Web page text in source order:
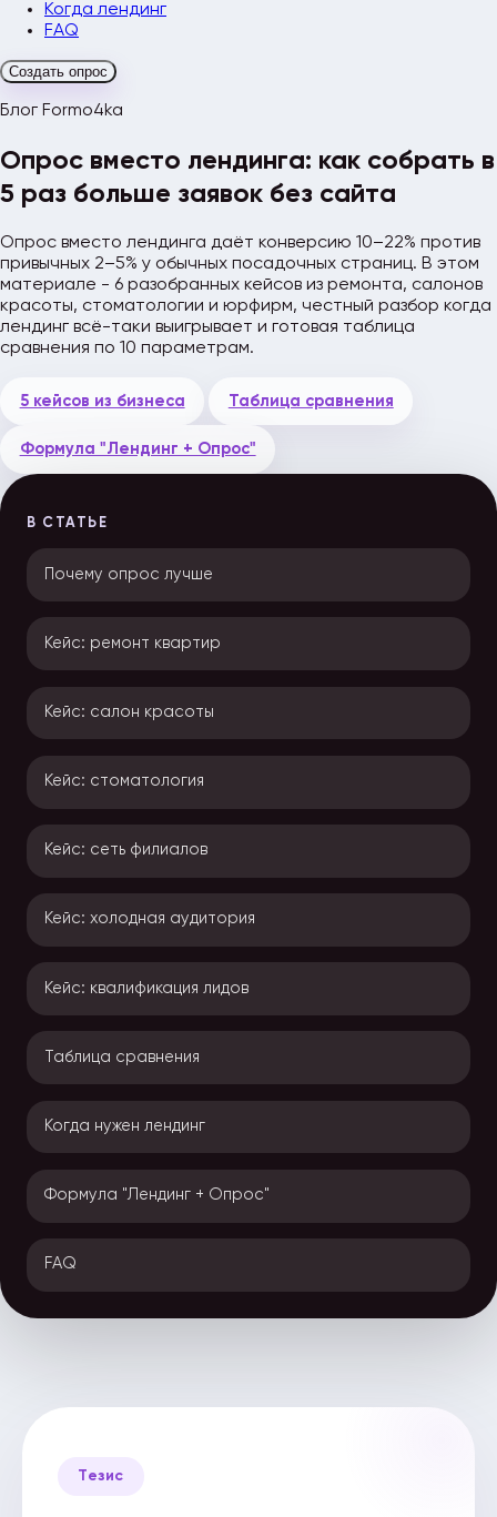
Когда лендинг
FAQ
Создать опрос
Блог Formo4ka
Опрос вместо лендинга: как собрать в
5 раз больше заявок без сайта
Опрос вместо лендинга даёт конверсию 10–22% против
привычных 2–5% у обычных посадочных страниц. В этом
материале - 6 разобранных кейсов из ремонта, салонов
красоты, стоматологии и юрфирм, честный разбор когда
лендинг всё-таки выигрывает и готовая таблица
сравнения по 10 параметрам.
5 кейсов из бизнеса Таблица сравнения
Формула "Лендинг + Опрос"
В СТАТЬЕ
Почему опрос лучше
Кейс: ремонт квартир
Кейс: салон красоты
Кейс: стоматология
Кейс: сеть филиалов
Кейс: холодная аудитория
Кейс: квалификация лидов
Таблица сравнения
Когда нужен лендинг
Формула "Лендинг + Опрос"
FAQ
Тезис